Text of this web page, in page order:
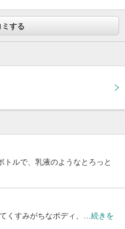
ミする
トルで、乳液のようなとろっと
くすみがちなボディ、… 続きを